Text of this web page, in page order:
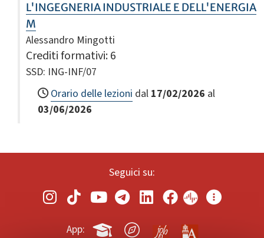
L'INGEGNERIA INDUSTRIALE E DELL'ENERGIA
M
Alessandro Mingotti
Crediti formativi: 6
SSD: ING-INF/07
Orario delle lezioni dal 17/02/2026 al
03/06/2026
Seguici su:
App: